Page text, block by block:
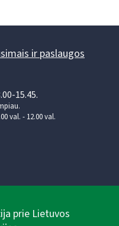
ir paslaugos
15.45.
val. - 12.00 val.
prie Lietuvos